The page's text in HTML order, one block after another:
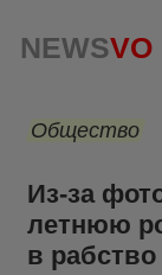
NEWSVO
Общество
Из-за
летнюю
в рабство